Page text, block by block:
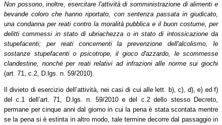
Non possono, inoltre, esercitare l'attività di somministrazione di alimenti e
bevande coloro che hanno riportato, con sentenza passata in giudicato,
una condanna per reati contro la moralità pubblica e il buon costume, per
delitti commessi in stato di ubriachezza o in stato di intossicazione da
stupefacenti; per reati concernenti la prevenzione dell'alcolismo, le
sostanze stupefacenti o psicotrope, il gioco d'azzardo, le scommesse
clandestine, nonché per reati relativi ad infrazioni alle norme sui giochi
(art. 71, c.2, D.lgs. n. 59/2010).
Il divieto di esercizio dell’attività, nei casi di cui alle lett. b), c), d), e) ed f)
del c.1 dell’art. 71, D.lgs. n. 59/2010 e del c.2 dello stesso Decreto,
permane per cinque anni dal giorno in cui la pena è stata scontata mentre
se la pena si è estinta in altro modo, tale termine decorre dal passaggio in